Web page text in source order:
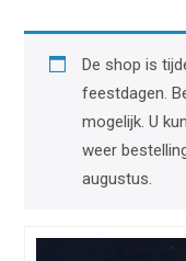
De shop is
feestdagen.
mogelijk. U
weer
augustus.